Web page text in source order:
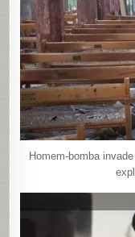
Homem-bomba